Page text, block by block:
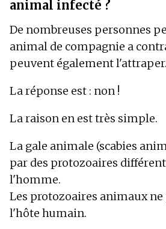
animal infecté ?
De nombreuses personnes
animal de compagnie a
peuvent également l'attraper.
La réponse est : non !
La raison en est très simple.
La gale animale (scabies
par des protozoaires
l'homme.
Les protozoaires animaux
l'hôte humain.